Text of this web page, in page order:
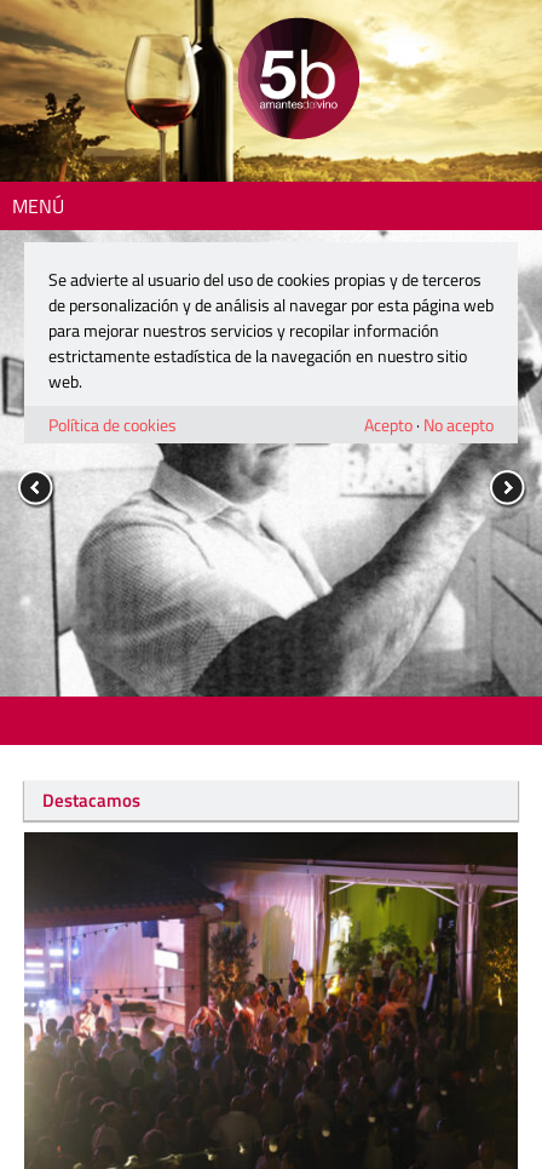
MENÚ
Destacamos
Se advierte al usuario del uso de cookies propias y de terceros
de personalización y de análisis al navegar por esta página web
para mejorar nuestros servicios y recopilar información
estrictamente estadística de la navegación en nuestro sitio
web.
Política de cookies
Acepto· No acepto